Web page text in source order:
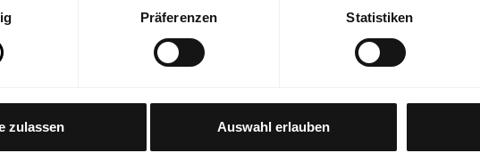
Ihrer auf dieser Webseite erhobenen Daten in den USA durch
Präferenzen Statistiken
Auswahl erlauben
zulassen
30